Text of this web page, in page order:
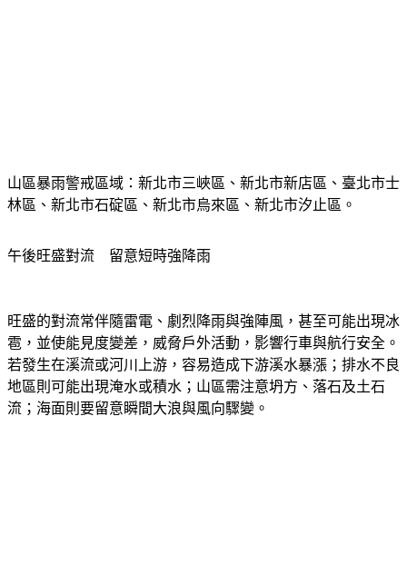
山區暴雨警戒區域：新北市三峽區、新北市新店區、臺北市士
旺盛的對流常伴隨雷電、劇烈降雨與強陣風，甚至可能出現冰
雹，並使能見度變差，威脅戶外活動，影響行車與航行安全。
若發生在溪流或河川上游，容易造成下游溪水暴漲；排水不良
地區則可能出現淹水或積水；山區需注意坍方、落石及土石